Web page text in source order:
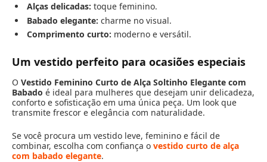
Alças delicadas: toque feminino.
Babado elegante: charme no visual.
Comprimento curto: moderno e versátil.
Um vestido perfeito para ocasiões especiais
O Vestido Feminino Curto de Alça Soltinho Elegante com
Babado é ideal para mulheres que desejam unir delicadeza,
conforto e sofisticação em uma única peça. Um look que
transmite frescor e elegância com naturalidade.
Se você procura um vestido leve, feminino e fácil de
combinar, escolha com confiança o vestido curto de alça
com babado elegante.